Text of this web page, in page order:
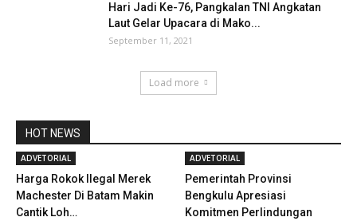
Hari Jadi Ke-76, Pangkalan TNI Angkatan
Laut Gelar Upacara di Mako...
September 11, 2021
Load more
HOT NEWS
ADVETORIAL
Harga Rokok Ilegal Merek
Machester Di Batam Makin
Cantik Loh…
ADVETORIAL
Pemerintah Provinsi
Bengkulu Apresiasi
Komitmen Perlindungan